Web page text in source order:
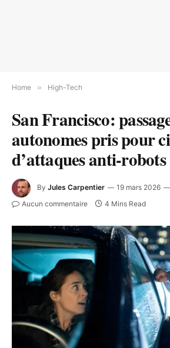
Home » High-Tech
San Francisco:
autonomes pris pour
d’attaques anti-robots
By Jules Carpentier 19 mars 2026
Aucun commentaire 4 Mins Read